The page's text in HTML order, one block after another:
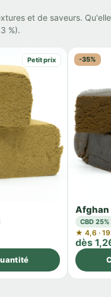
et de saveurs.
%).
Petit prix -35%
Afghan
CBD 25%
★ 4,6 ·
dès